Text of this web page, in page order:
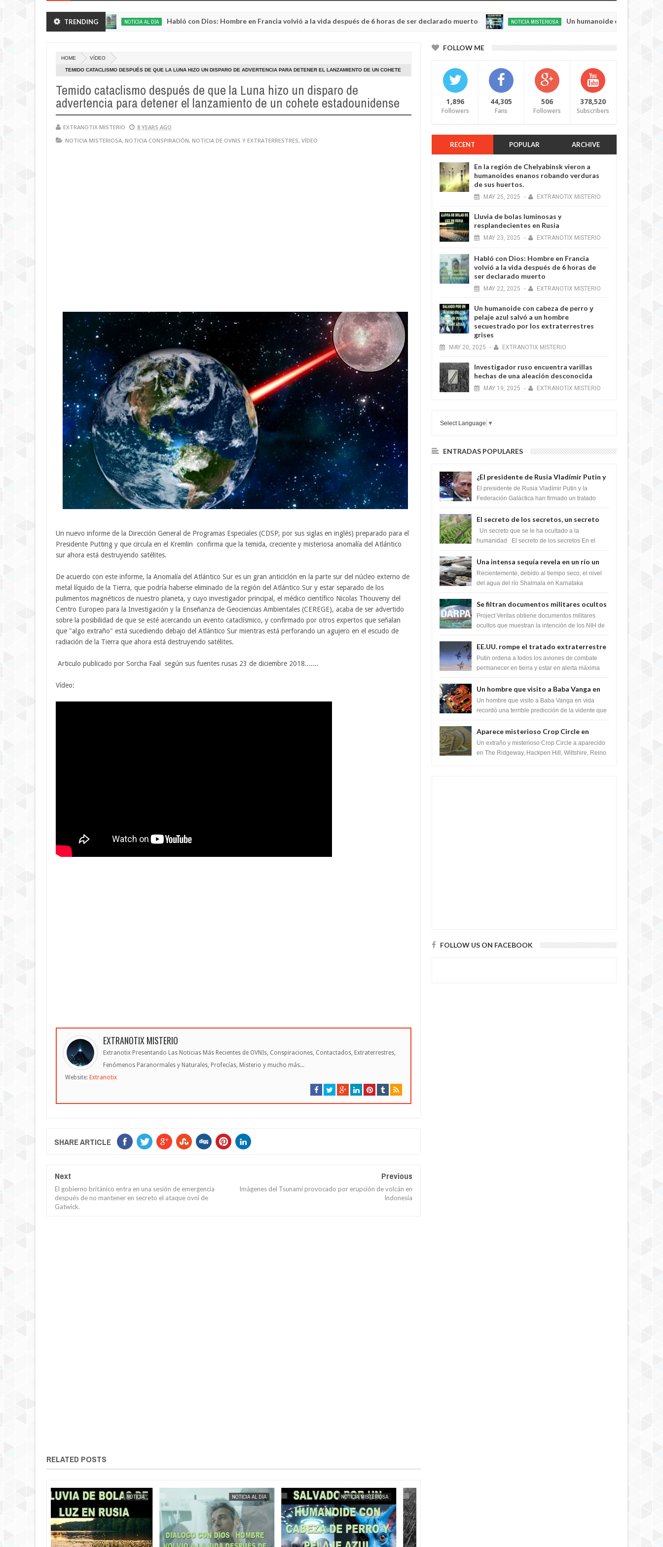
TRENDING
en Rusia
May
NOTICIA AL DÍA Habló con Dios: Hombre en Francia volvió a la vida después de 6 horas de ser declarado muerto
20250
NOTICIA MISTERIOSA Un humanoide con cabeza de perro у
HOME VÍDEO
TEMIDO CATACLISMO DESPUÉS DE QUE LA LUNA HIZO UN DISPARO DE ADVERTENCIA PARA DETENER EL LANZAMIENTO DE UN COHETE
Temido cataclismo después de que la Luna hizo un disparo de
advertencia para detener el lanzamiento de un cohete estadounidense
EXTRANOTIX MISTERIO
8 YEARS AGO
NOTICIA MISTERIOSA, NOTICIA CONSPIRACIÓN, NOTICIA DE OVNIS Y EXTRATERRESTRES, VÍDEO
Un nuevo informe de la Dirección General de Programas Especiales (CDSP, por sus siglas en inglés) preparado para el
Presidente Putting y que circula en el Kremlin confirma que la temida, creciente y misteriosa anomalía del Atlántico
sur ahora está destruyendo satélites.
De acuerdo con este informe, la Anomalía del Atlántico Sur es un gran anticiclón en la parte sur del núcleo externo de
metal líquido de la Tierra, que podría haberse eliminado de la región del Atlántico Sur y estar separado de los
pulimentos magnéticos de nuestro planeta, y cuyo investigador principal, el médico científico Nicolas Thouveny del
Centro Europeo para la Investigación y la Enseñanza de Geociencias Ambientales (CEREGE), acaba de ser advertido
sobre la posibilidad de que se esté acercando un evento cataclísmico, y confirmado por otros expertos que señalan
que "algo extraño" está sucediendo debajo del Atlántico Sur mientras está perforando un agujero en el escudo de
radiación de la Tierra que ahora está destruyendo satélites.
Articulo publicado por Sorcha Faal según sus fuentes rusas 23 de diciembre 2018.......
Vídeo:
EXTRANOTIX MISTERIO
Extranotix Presentando Las Noticias Más Recientes de OVNIs, Conspiraciones, Contactados, Extraterrestres,
Fenómenos Paranormales y Naturales, Profecías, Misterio y mucho más...
Website: Extranotix
SHARE ARTICLE
Next
El gobierno británico entra en una sesión de emergencia
después de no mantener en secreto el ataque ovni de
Gatwick.
Previous
Imágenes del Tsunami provocado por erupción de volcán en
Indonesia
RELATED POSTS
MAY 25, 2025 MAY
NOTICIA AL DÍA NOTICIA MISTERIOSA NOTICIA DESCUBRIMIENTO
EXTRANOTIX MISTERIO
FOLLOW ME
1,896
Followers
44,305
Fans
506
Followers
378,520
Subscribers
RECENT POPULAR ARCHIVE
En la región de Chelyabinsk vieron a
humanoides enanos robando verduras
de sus huertos.
MAY 25, 2025 - EXTRANOTIX MISTERIO
Lluvia de bolas luminosas y
resplandecientes en Rusia
MAY 23, 2025 - EXTRANOTIX MISTERIO
Habló con Dios: Hombre en Francia
volvió a la vida después de 6 horas de
ser declarado muerto
MAY 22, 2025 - EXTRANOTIX MISTERIO
Un humanoide con cabeza de perro у
pelaje azul salvó a un hombre
secuestrado por los extraterrestres
grises
MAY 20, 2025 - EXTRANOTIX MISTERIO
Investigador ruso encuentra varillas
hechas de una aleación desconocida
MAY 19, 2025 - EXTRANOTIX MISTERIO
Select Language ▼
ENTRADAS POPULARES
¿El presidente de Rusia Vladímir Putin y
la Federación Galactica han firmado un
tratado para acabar con los Sionistas?
El presidente de Rusia Vladímir Putin y la
Federación Galáctica han firmado un tratado
Si...
El secreto de los secretos, un secreto
que cambiaría por completo el destino
de la humanidad
Un secreto que se le ha ocultado a la
humanidad El secreto de los secretos En el
m...
Una intensa sequía revela en un río un
impresionante hallazgo de miles de
Shiva Lingas
Recientemente, debido al tiempo seco, el nivel
del agua del río Shalmala en Karnataka
Shiv...
Se filtran documentos militares ocultos
que muestran la intención de los NIH de
crear el SARS-CoV-2, utilizando la
Project Veritas obtiene documentos militares
ocultos que muestran la intención de los NIH de
EE.UU. rompe el tratado extraterrestre
y se prepara para destruir el misterioso
satélite "Caballero Negro"
Putin ordena a todos los aviones de combate
permanecer en tierra y estar en alerta máxima
el ...
Un hombre que visito a Baba Vanga en
vida recordó la terrible predicción de la
vidente para febrero de 2022.
Un hombre que visito a Baba Vanga en vida
recordó una terrible predicción de la vidente que
pron...
Aparece misterioso Crop Circle en
Reino Unido 23 de junio 2016
Un extraño y misterioso Crop Circle a aparecido
en The Ridgeway, Hackpen Hill, Wiltshire, Reino
FOLLOW US ON FACEBOOK